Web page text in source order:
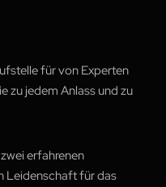
für von Experten
zu jedem Anlass und zu
erfahrenen
Leidenschaft für das